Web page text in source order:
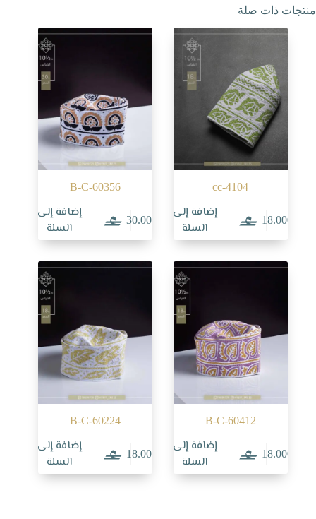
منتجات ذات صلة
cc-4104
18.000
إضافة إلى
السلة
B-C-60356
30.000
إضافة إلى
السلة
B-C-60412
18.000
إضافة إلى
السلة
B-C-60224
18.000
إضافة إلى
السلة